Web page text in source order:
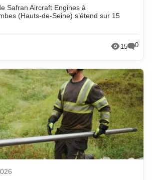
Safran Aircraft Engines à
(Hauts-de-Seine) s’étend sur 15
15 0